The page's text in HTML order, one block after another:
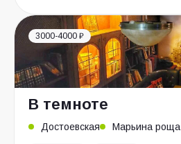
3000-4000 ₽
В темноте
Достоевская Марьина роща